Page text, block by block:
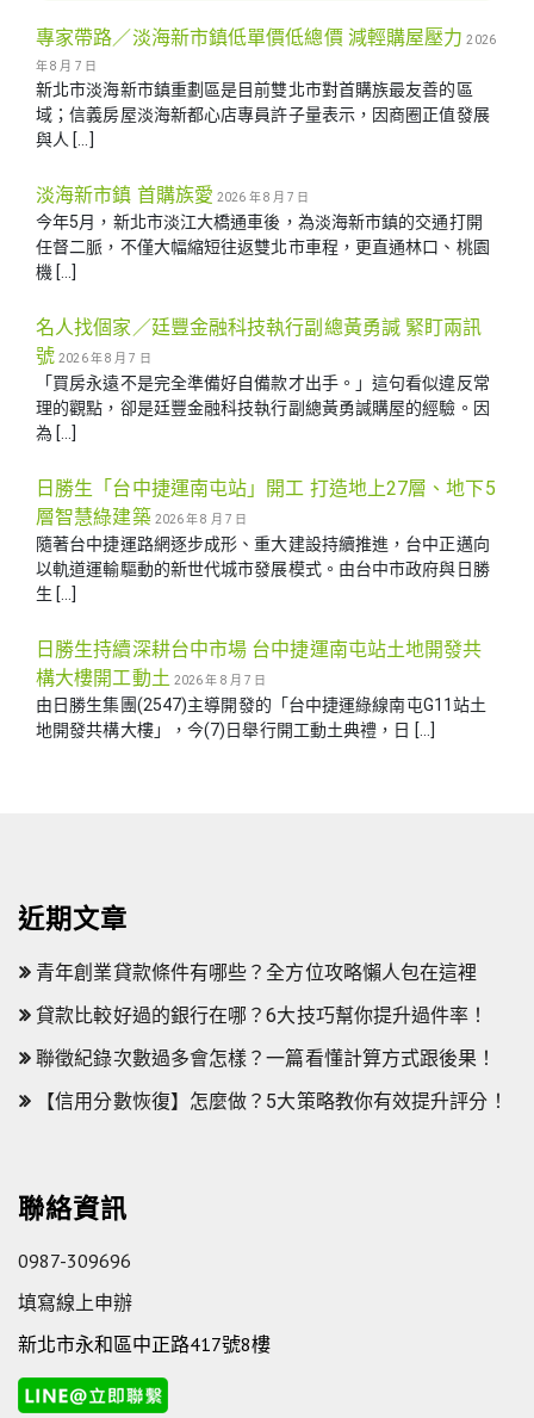
專家帶路／淡海新市鎮低單價低總價 減輕購屋壓力 2026
年 8 月 7 日
新北市淡海新市鎮重劃區是目前雙北市對首購族最友善的區
域；信義房屋淡海新都心店專員許子量表示，因商圈正值發展
與人 […]
淡海新市鎮 首購族愛 2026 年 8 月 7 日
今年5月，新北市淡江大橋通車後，為淡海新市鎮的交通打開
任督二脈，不僅大幅縮短往返雙北市車程，更直通林口、桃園
機 […]
名人找個家／廷豐金融科技執行副總黃勇諴 緊盯兩訊
號 2026 年 8 月 7 日
「買房永遠不是完全準備好自備款才出手。」這句看似違反常
理的觀點，卻是廷豐金融科技執行副總黃勇諴購屋的經驗。因
為 […]
日勝生「台中捷運南屯站」開工 打造地上27層、地下5
層智慧綠建築 2026 年 8 月 7 日
隨著台中捷運路網逐步成形、重大建設持續推進，台中正邁向
以軌道運輸驅動的新世代城市發展模式。由台中市政府與日勝
生 […]
日勝生持續深耕台中市場 台中捷運南屯站土地開發共
構大樓開工動土 2026 年 8 月 7 日
由日勝生集團(2547)主導開發的「台中捷運綠線南屯G11站土
地開發共構大樓」，今(7)日舉行開工動土典禮，日 […]
近期文章
青年創業貸款條件有哪些？全方位攻略懶人包在這裡
貸款比較好過的銀行在哪？6大技巧幫你提升過件率！
聯徵紀錄次數過多會怎樣？一篇看懂計算方式跟後果！
【信用分數恢復】怎麼做？5大策略教你有效提升評分！
聯絡資訊
0987-309696
填寫線上申辦
新北市永和區中正路417號8樓